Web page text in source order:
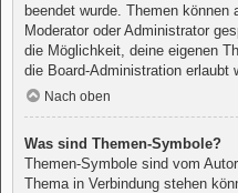
beendet wurde. Themen können
Moderator oder Administrator
die Möglichkeit, deine eigenen
die Board-Administration erlaubt
Nach oben
Was sind Themen-Symbole?
Themen-Symbole sind vom
Thema in Verbindung stehen